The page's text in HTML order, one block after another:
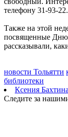
07.08.2026 | 18:49
Исследование:
07.08.2026 | 18:24
В Самарской
четырех пляжах
развитие
07.08.2026 | 18:21
В Тольятти
07.08.2026 | 18:05
телефону 31-93-22.
Также на этой
посвященные
рассказывали,
новости Тольятти
библиотеки
Ксения Бахтина
Следите за